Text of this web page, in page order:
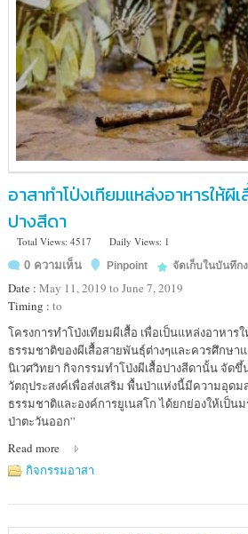
อาสาทำโป่งเทียมแหล่งอาหารให้ผี
ปางสีดา
Total Views: 4517
Daily Views: 1
0 ความเห็น
Pinpoint จัดเก็บในบันทึก
Date : May 11, 2019 to June 7, 2019
Timing : to
Location
:
ปาง
สีดา
โครงการทำโป่งเทียมผีเสื้อ เพื่อเป็นแหล่งอาหาร
ธรรมชาติของผีเสื้อสายพันธุ์ต่างๆและควรศึกษา
นิเวศวิทยา กิจกรรมทำโป่งผีเสื้อปางสีดานั้น จัด
วัตถุประสงค์เพื่อส่งเสริม พื้นป่าแห่งนี้มีความอุด
ธรรมชาติและองค์การยูเนสโก ได้ยกย่องให้เป็น
ป่าตะวันออก”
Read more
กิจกรรมอาสา